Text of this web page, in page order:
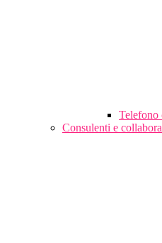
Telefono
Consulenti e